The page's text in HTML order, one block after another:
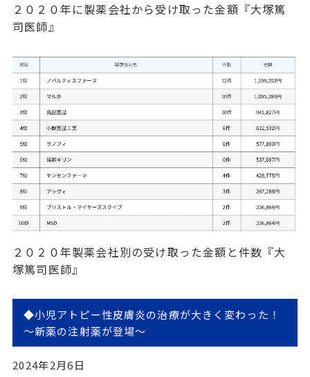
２０２０年に製薬会社から受け取った金額『大塚篤
司医師』
２０２０年製薬会社別の受け取った金額と件数『大
塚篤司医師』
◆小児アトピー性皮膚炎の治療が大きく変わった！
～新薬の注射薬が登場～
2024年2月6日